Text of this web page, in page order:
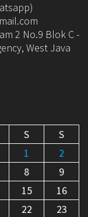
2 No.9 Blok C -
West Java
S
S
1
2
8
9
15
16
22
23